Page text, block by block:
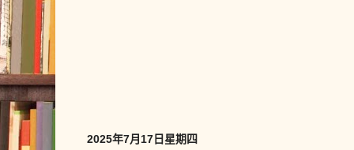
2025年7月17日星期四